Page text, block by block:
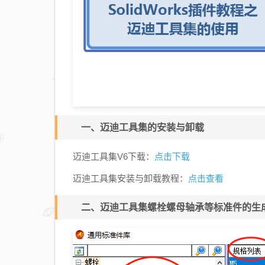
一、迈迪工具集的安装与卸载
迈迪工具集V6下载： 点击下载
迈迪工具集安装与卸载教程： 点击查看
二、迈迪工具集螺栓螺母轴承等标准件的生